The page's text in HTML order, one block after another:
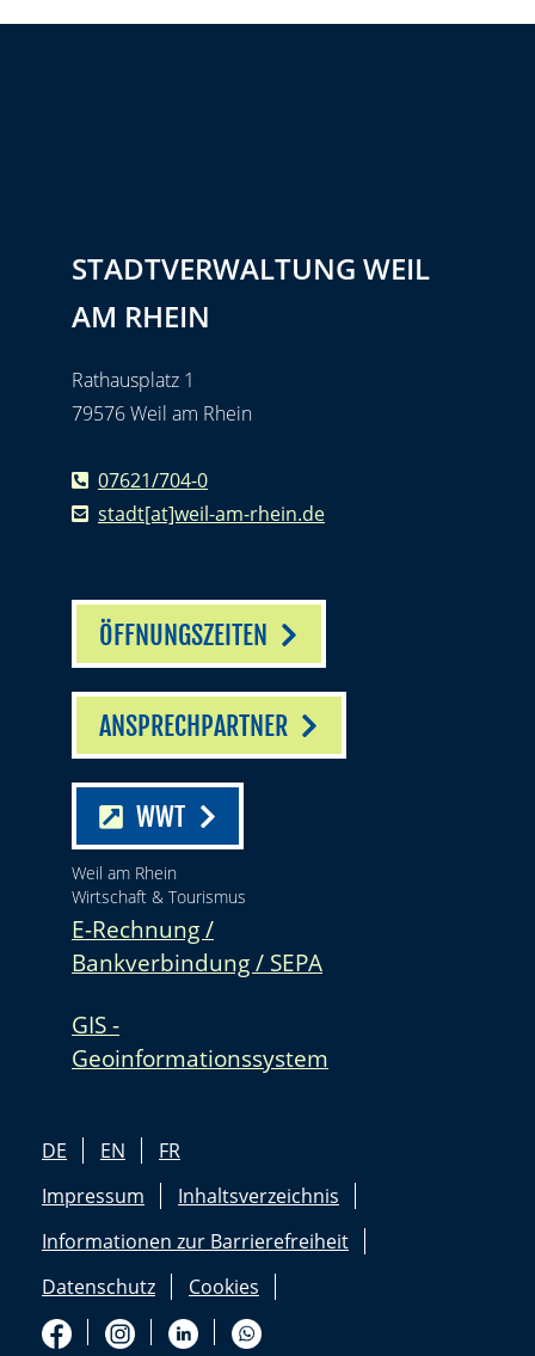
STADTVERWALTUNG WEIL
AM RHEIN
Rathausplatz 1
79576 Weil am Rhein
07621/704-0
stadt[at]weil-am-rhein.de
ÖFFNUNGSZEITEN
ANSPRECHPARTNER
WWT
Weil am Rhein
Wirtschaft & Tourismus
E-Rechnung /
Bankverbindung / SEPA
GIS -
Geoinformationssystem
DE EN
FR
Impressum
Inhaltsverzeichnis
Informationen zur Barrierefreiheit
Datenschutz
Cookies